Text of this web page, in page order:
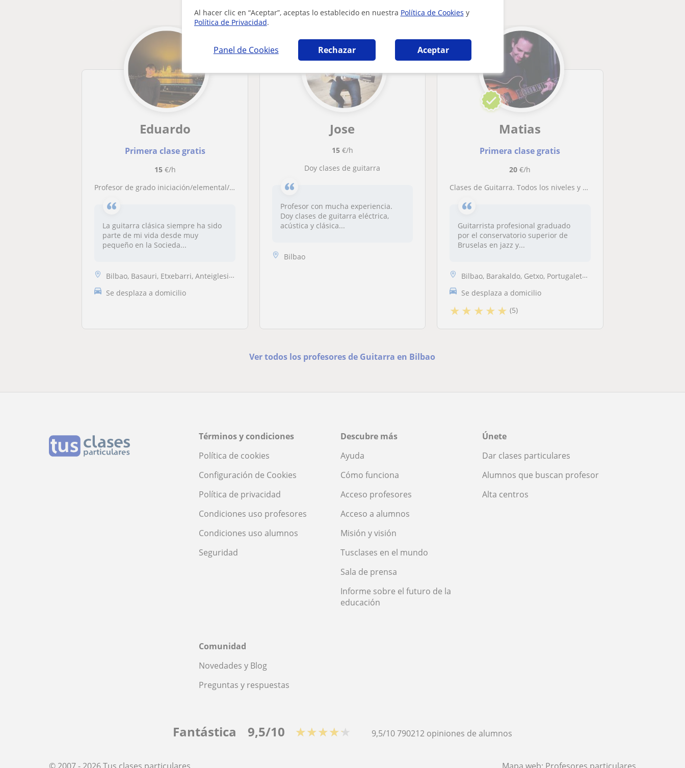
Al hacer clic en “Aceptar”, aceptas lo establecido en nuestra Política de Cookies y
Política de Privacidad.
Panel de Cookies Rechazar Aceptar
Eduardo
Primera clase gratis
15€/h
Profesor de grado iniciación/elemental/profesional de guitarra. Metodología de aprendizaje dinámico
La guitarra clásica siempre ha sido
parte de mi vida desde muy
pequeño en la Socieda...
Bilbao, Basauri, Etxebarri, Anteiglesia de San Esteban-Etxebarri Do, ...
Se desplaza a domicilio
Jose
15€/h
Doy clases de guitarra
Profesor con mucha experiencia.
Doy clases de guitarra eléctrica,
acústica y clásica...
Bilbao
Matias
Primera clase gratis
20 €/h
Clases de Guitarra. Todos los niveles y edades
Guitarrista profesional graduado
por el conservatorio superior de
Bruselas en jazz y...
Bilbao, Barakaldo, Getxo, Portugalete, Sestao
Se desplaza a domicilio
★★ ★★★ (5)
Ver todos los profesores de Guitarra en Bilbao
Términos y condiciones
Política de cookies
Configuración de Cookies
Política de privacidad
Condiciones uso profesores
Condiciones uso alumnos
Seguridad
Descubre más
Ayuda
Cómo funciona
Acceso profesores
Acceso a alumnos
Misión y visión
Tusclases en el mundo
Sala de prensa
Informe sobre el futuro de la
educación
Únete
Dar clases particulares
Alumnos que buscan profesor
Alta centros
Comunidad
Novedades y Blog
Preguntas y respuestas
Fantástica 9,5/10 ★★★★★ 9,5/10790212 opiniones de alumnos